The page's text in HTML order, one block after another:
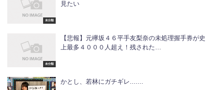
未分類
見たい
未分類
【悲報】元欅坂４６平手友梨奈の未処理握手券が史
上最多４０００人超え！残された…
かとし、若林にガチギレ.......